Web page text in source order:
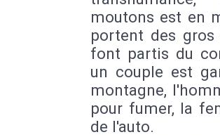
moutons est en
portent des
font partis du
un couple est
montagne,
pour fumer, la
de l'auto.